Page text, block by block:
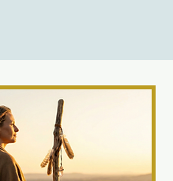
Wir arbeiten tief im
die Liebe.
finden: Wir reisen entlang der